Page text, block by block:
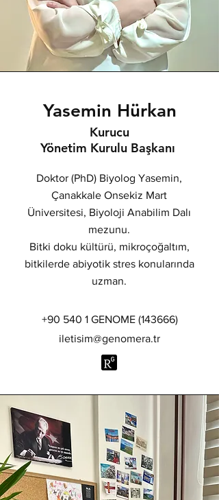
Yasemin Hürkan
Kurucu
Yönetim Kurulu Başkanı
Doktor (PhD) Biyolog Yasemin,
Çanakkale Onsekiz Mart
Üniversitesi, Biyoloji Anabilim Dalı
mezunu.
Bitki doku kültürü, mikroçoğaltım,
bitkilerde abiyotik stres konularında
uzman.
+90 540 1 GENOME (143666)
iletisim@genomera.tr